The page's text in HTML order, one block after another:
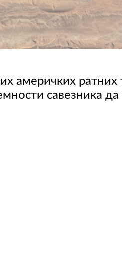
америчких
савезника да